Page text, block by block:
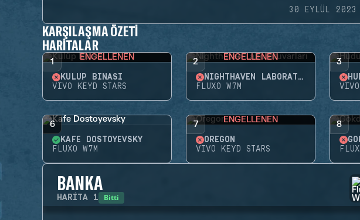
30 EYLÜL
KARŞILAŞMA ÖZETI
HARITALAR
1 ENGELLENEN
KULÜP BINASI
VIVO KEYD STARS
2 ENGELLENEN
NIGHTHAVEN LABORATUVARLARI
FLUXO W7M
3
6
KAFE DOSTOYEVSKY
FLUXO W7M
7 ENGELLENEN
OREGON
VIVO KEYD STARS
8
BANKA
HARITA 1 Bitti